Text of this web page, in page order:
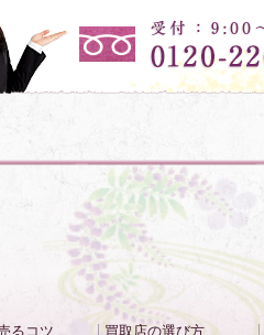
るコツ 買取店の選び方